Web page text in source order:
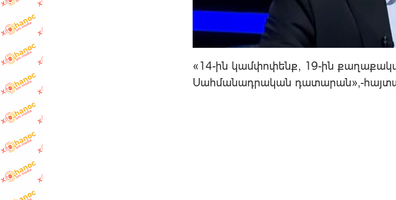
«14-ին կամփոփենք, 19-ին
Սահմանադրական դատարան»,-